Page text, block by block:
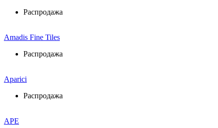
Распродажа
Amadis Fine Tiles
Распродажа
Aparici
Распродажа
APE